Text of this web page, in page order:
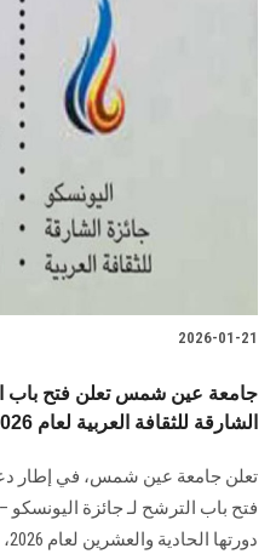
2026-01-21
جامعة عين شمس تعلن فتح باب
الشارقة للثقافة العربية لعام 2026
تعلن جامعة عين شمس، في إطار
فتح باب الترشح لـ جائزة اليونسكو